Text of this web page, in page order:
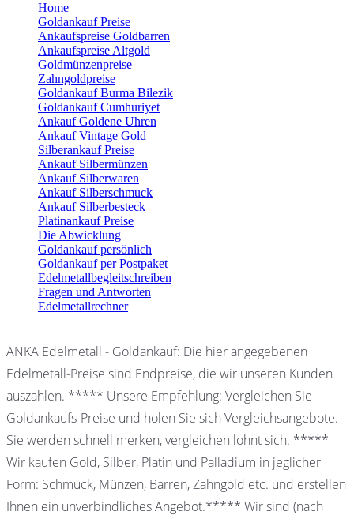
Home
Goldankauf Preise
Ankaufspreise Goldbarren
Ankaufspreise Altgold
Goldmünzenpreise
Zahngoldpreise
Goldankauf Burma Bilezik
Goldankauf Cumhuriyet
Ankauf Goldene Uhren
Ankauf Vintage Gold
Silberankauf Preise
Ankauf Silbermünzen
Ankauf Silberwaren
Ankauf Silberschmuck
Ankauf Silberbesteck
Platinankauf Preise
Die Abwicklung
Goldankauf persönlich
Goldankauf per Postpaket
Edelmetallbegleitschreiben
Fragen und Antworten
Edelmetallrechner
ANKA Edelmetall - Goldankauf: Die hier angegebenen
Edelmetall-Preise sind Endpreise, die wir unseren Kunden
auszahlen. ***** Unsere Empfehlung: Vergleichen Sie
Goldankaufs-Preise und holen Sie sich Vergleichsangebote.
Sie werden schnell merken, vergleichen lohnt sich. *****
Wir kaufen Gold, Silber, Platin und Palladium in jeglicher
Form: Schmuck, Münzen, Barren, Zahngold etc. und erstellen
Ihnen ein unverbindliches Angebot.***** Wir sind (nach